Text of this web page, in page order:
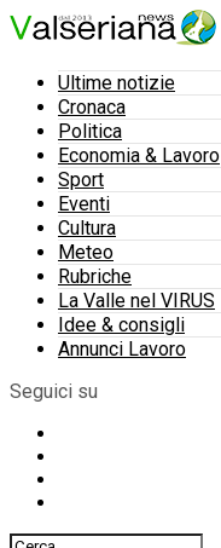
Ultime notizie
Cronaca
Politica
Economia & Lavoro
Sport
Eventi
Cultura
Meteo
Rubriche
La Valle nel VIRUS
Idee & consigli
Annunci Lavoro
Seguici su